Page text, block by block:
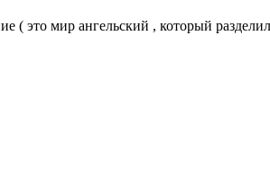
( это мир ангельский , который